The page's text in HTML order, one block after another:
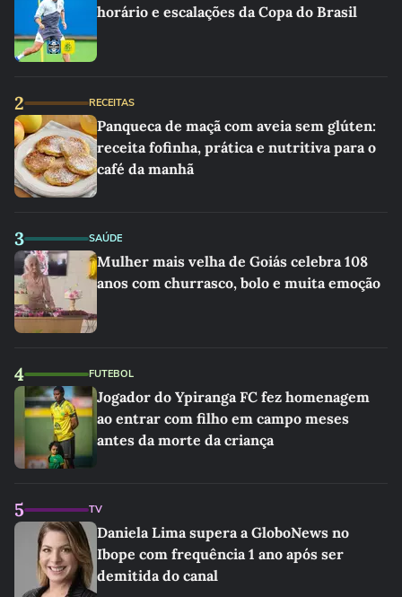
horário e escalações da Copa do Brasil
2 RECEITAS
Panqueca de maçã com aveia sem glúten:
receita fofinha, prática e nutritiva para o
café da manhã
3 SAÚDE
Mulher mais velha de Goiás celebra 108
anos com churrasco, bolo e muita emoção
4 FUTEBOL
Jogador do Ypiranga FC fez homenagem
ao entrar com filho em campo meses
antes da morte da criança
5 TV
Daniela Lima supera a GloboNews no
Ibope com frequência 1 ano após ser
demitida do canal